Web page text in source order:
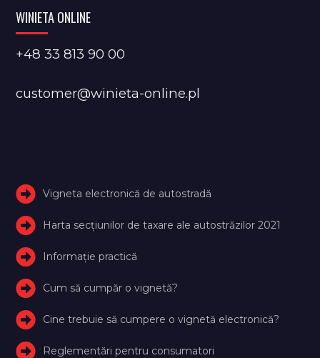
WINIETA ONLINE
+48 33 813 90 00
customer@winieta-online.pl
Vigneta electronică de autostradă
Harta secțiunilor de taxare ale autostrăzilor 2021
Informație practică
Cum să cumpăr o vignetă?
Cine trebuie să cumpere o vignetă electronică?
Reglementări pentru consumatori